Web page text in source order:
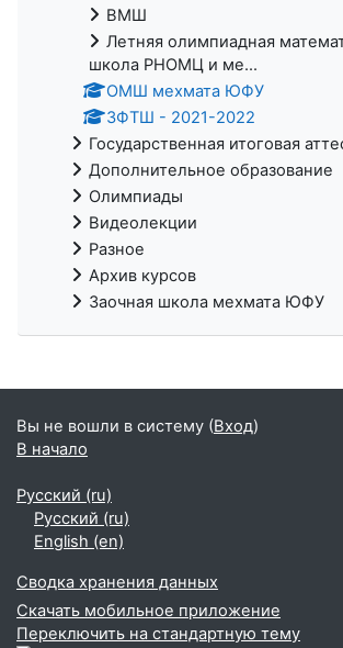
ВМШ
Летняя олимпиадная
школа РНОМЦ и ме...
ОМШ мехмата ЮФУ
ЗФТШ - 2021-2022
Государственная итоговая
Дополнительное образование
Олимпиады
Видеолекции
Разное
Архив курсов
Заочная школа мехмата ЮФУ
Вы не вошли в систему (Вход)
В начало
Русский ‎(ru)‎
Русский ‎(ru)‎
English ‎(en)‎
Сводка хранения данных
Скачать мобильное приложение
Переключить на стандартную тему